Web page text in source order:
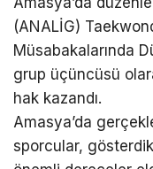
(ANALİG)
Müsabakalarında
grup üçüncüsü
hak kazandı.
Amasya’da
sporcular,